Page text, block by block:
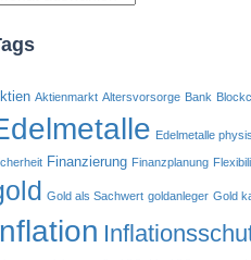
Aktienmarkt Altersvorsorge Bank
Edelmetalle
Finanzierung Finanzplanung
Gold als Sachwert goldanleger Gold